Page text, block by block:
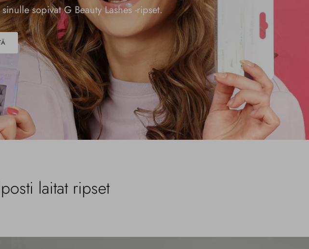
sopivat G Beauty Lashes -ripset.
laitat ripset